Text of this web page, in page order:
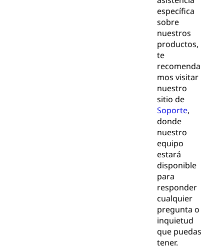
específica
sobre
nuestros
productos,
te
recomenda
mos visitar
nuestro
sitio de
Soporte,
donde
nuestro
equipo
estará
disponible
para
responder
cualquier
pregunta o
inquietud
que puedas
tener.